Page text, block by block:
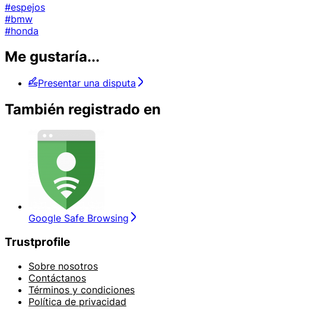
#espejos
#bmw
#honda
Me gustaría...
Presentar una disputa
También registrado en
Google Safe Browsing
Trustprofile
Sobre nosotros
Contáctanos
Términos y condiciones
Política de privacidad